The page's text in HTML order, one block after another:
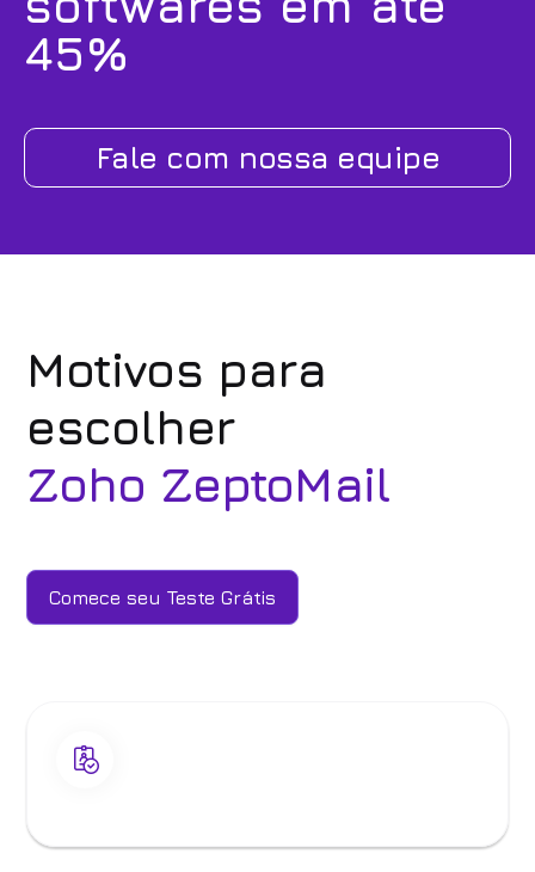
45%
Fale com nossa equipe
Motivos para
escolher
Zoho ZeptoMail
Comece seu Teste Grátis